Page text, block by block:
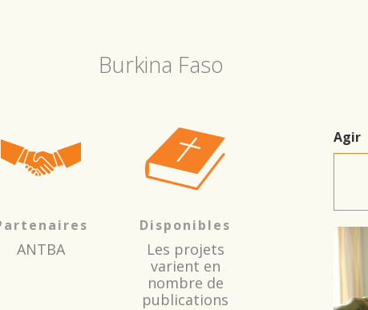
Burkina Faso
ANTBA
Disponibles
Les projets
varient en
nombre de
publications
Agir